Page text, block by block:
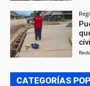
CATEGORÍAS